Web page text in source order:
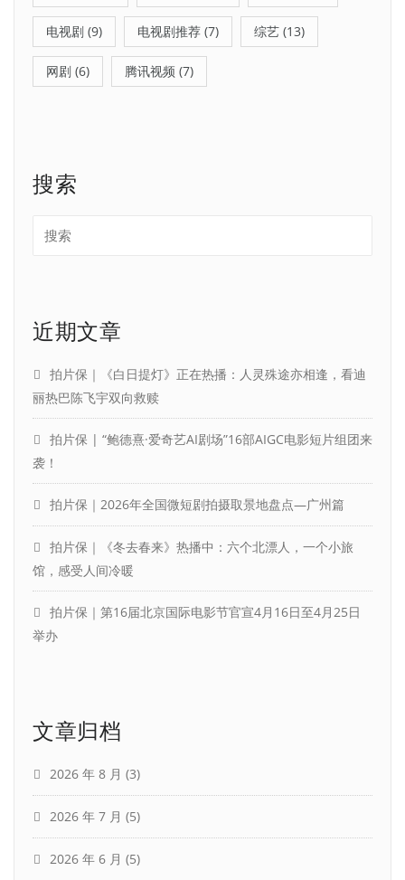
电视剧 (9) 电视剧推荐 (7) 综艺 (13)
网剧 (6) 腾讯视频 (7)
搜索
近期文章
拍片保｜《白日提灯》正在热播：人灵殊途亦相逢，看迪
丽热巴陈飞宇双向救赎
拍片保 | “鲍德熹·爱奇艺AI剧场”16部AIGC电影短片组团来
袭！
拍片保｜2026年全国微短剧拍摄取景地盘点—广州篇
拍片保｜《冬去春来》热播中：六个北漂人，一个小旅
馆，感受人间冷暖
拍片保｜第16届北京国际电影节官宣4月16日至4月25日
举办
文章归档
2026 年 8 月 (3)
2026 年 7 月 (5)
2026 年 6 月 (5)